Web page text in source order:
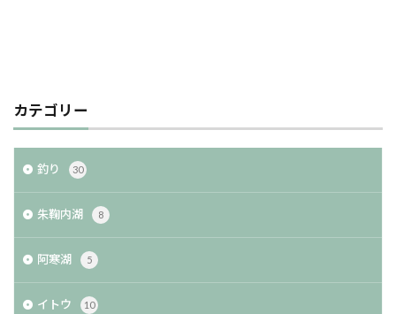
カテゴリー
釣り 30
朱鞠内湖 8
阿寒湖 5
イトウ 10